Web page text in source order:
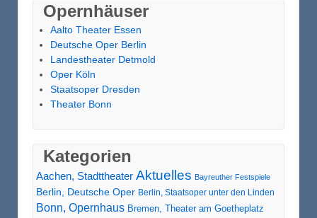
Opernhäuser
Aalto Theater Essen
Deutsche Oper Berlin
Landestheater Detmold
Oper Köln
Staatsoper Dresden
Theater Bonn
Kategorien
Aachen, Stadttheater Aktuelles Bayreuther Festspiele
Berlin, Deutsche Oper Berlin, Staatsoper unter den Linden
Bonn, Opernhaus Bremen, Theater am Goetheplatz